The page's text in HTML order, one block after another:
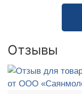
Отзывы